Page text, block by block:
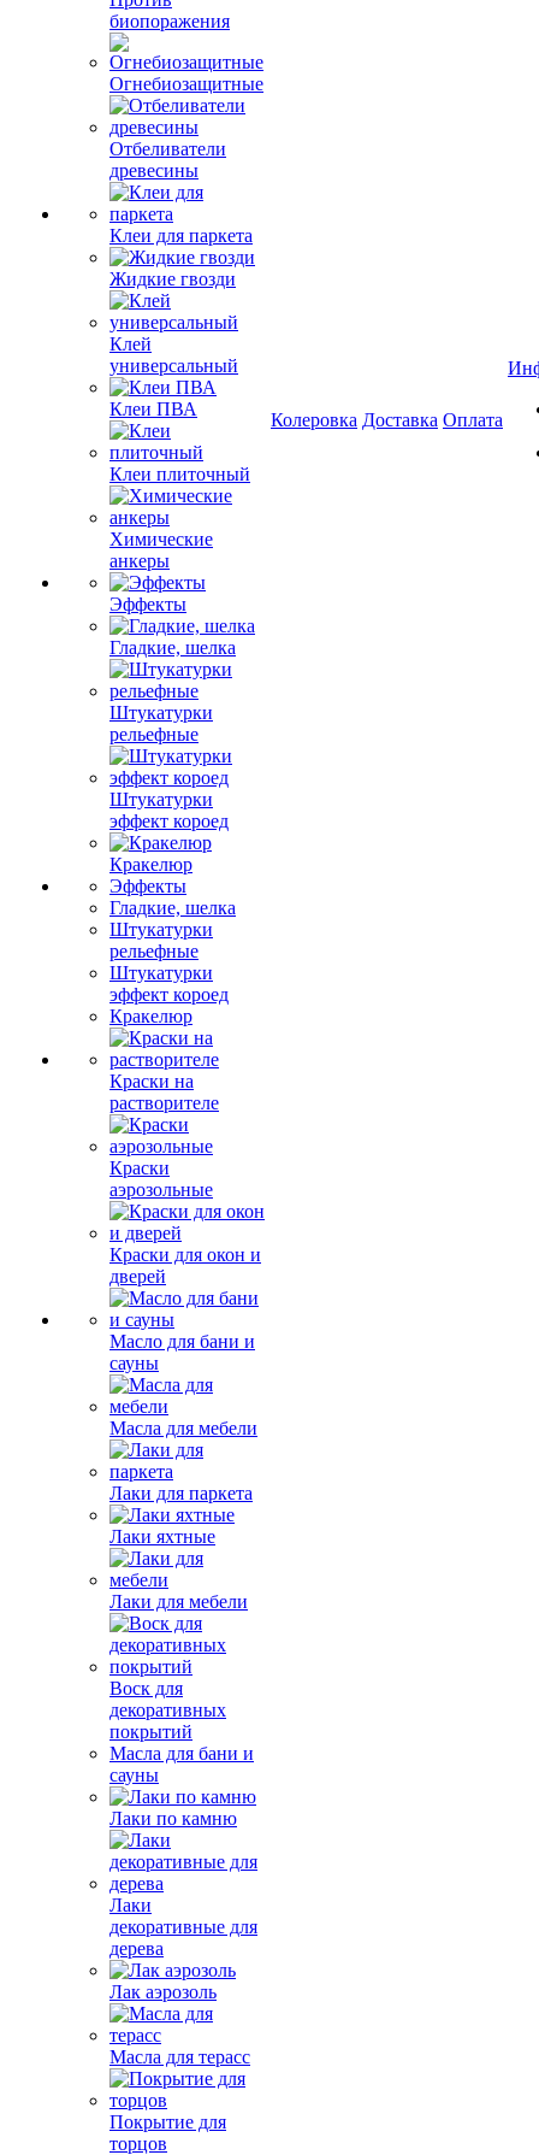
биопоражения
Огнебиозащитные
Отбеливатели
древесины
Клеи для паркета
Жидкие гвозди
Клей
универсальный
Клеи ПВА
Клеи плиточный
Химические
анкеры
Эффекты
Гладкие, шелка
Штукатурки
рельефные
Штукатурки
эффект короед
Кракелюр
Эффекты
Гладкие, шелка
Штукатурки
рельефные
Штукатурки
эффект короед
Кракелюр
Краски на
растворителе
Краски
аэрозольные
Краски для окон и
дверей
Масло для бани и
сауны
Масла для мебели
Лаки для паркета
Лаки яхтные
Лаки для мебели
Воск для
декоративных
покрытий
Масла для бани и
сауны
Лаки по камню
Лаки
декоративные для
дерева
Лак аэрозоль
Масла для терасс
Покрытие для
торцов
Колеровка Доставка Оплата